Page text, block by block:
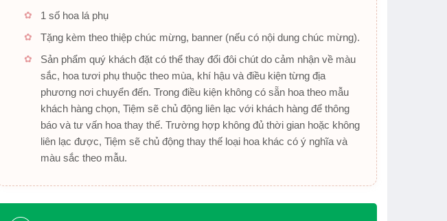
1 số hoa lá phụ
Tặng kèm theo thiệp chúc mừng, banner (nếu có nội dung chúc mừng).
Sản phẩm quý khách đặt có thể thay đổi đôi chút do cảm nhận về màu
sắc, hoa tươi phụ thuộc theo mùa, khí hậu và điều kiện từng địa
phương nơi chuyển đến. Trong điều kiện không có sẵn hoa theo mẫu
khách hàng chọn, Tiệm sẽ chủ động liên lạc với khách hàng để thông
báo và tư vấn hoa thay thế. Trường hợp không đủ thời gian hoặc không
liên lạc được, Tiệm sẽ chủ động thay thế loại hoa khác có ý nghĩa và
màu sắc theo mẫu.